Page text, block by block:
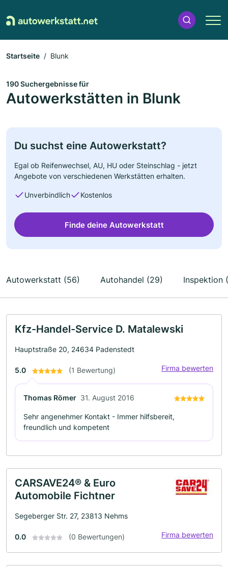
Startseite Blunk
190 Suchergebnisse für
Autowerkstätten in Blunk
Du suchst eine Autowerkstatt?
Egal ob Reifenwechsel, AU, HU oder Steinschlag - jetzt
Angebote von verschiedenen Werkstätten erhalten.
Unverbindlich Kostenlos
Finde deine Autowerkstatt
Autowerkstatt (56) Autohandel (29) Inspektion
Kfz-Handel-Service D. Matalewski
Hauptstraße 20, 24634 Padenstedt
5.0 (1 Bewertung) Firma bewerten
Thomas Römer 31. August 2016
Sehr angenehmer Kontakt - Immer hilfsbereit,
freundlich und kompetent
CARSAVE24® & Euro
Automobile Fichtner
Segeberger Str. 27, 23813 Nehms
0.0 (0 Bewertungen) Firma bewerten